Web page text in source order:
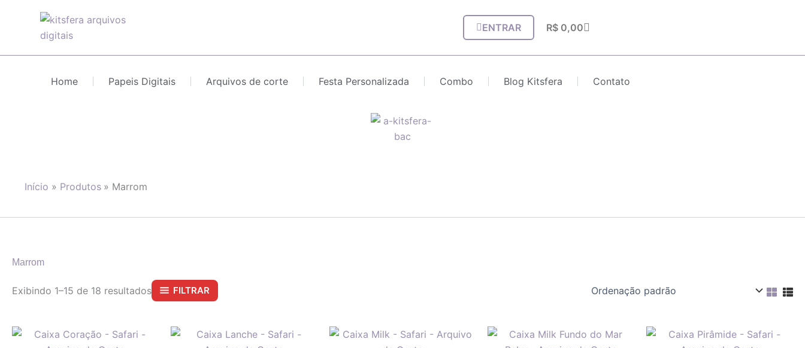
conteúdo
ENTRAR R$0,00Carrinho
Home Papeis Digitais Arquivos de corte Festa Personalizada Combo Blog Kitsfera Contato
Início Produtos Marrom
Marrom
Exibindo 1–15 de 18 resultados FILTRAR